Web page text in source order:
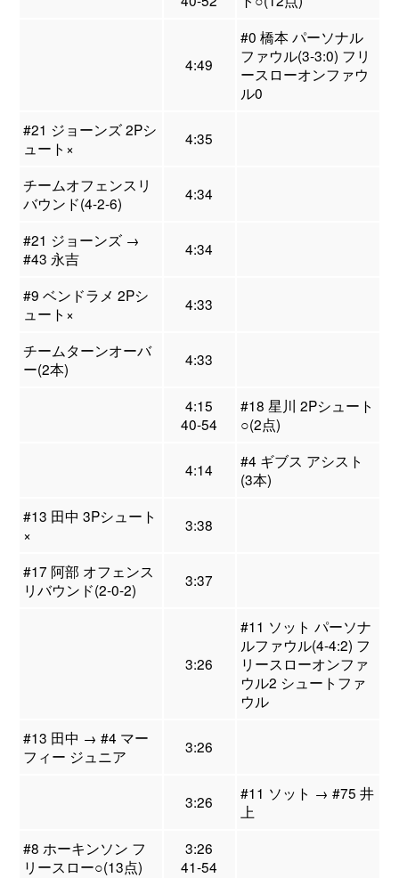
4:49
#0 橋本 パーソナル
ファウル(3-3:0) フリ
ースローオンファウ
ル0
#21 ジョーンズ 2Pシ
ュート×
4:35
チームオフェンスリ
バウンド(4-2-6)
4:34
#21 ジョーンズ →
#43 永吉
4:34
#9 ベンドラメ 2Pシ
ュート×
4:33
チームターンオーバ
ー(2本)
4:33
4:15
40-54
#18 星川 2Pシュート
○(2点)
4:14
#4 ギブス アシスト
(3本)
#13 田中 3Pシュート
×
3:38
#17 阿部 オフェンス
リバウンド(2-0-2)
3:37
3:26
#11 ソット パーソナ
ルファウル(4-4:2) フ
リースローオンファ
ウル2 シュートファ
ウル
#13 田中 → #4 マー
フィー ジュニア
3:26
3:26
#11 ソット → #75 井
上
#8 ホーキンソン フ
リースロー○(13点)
3:26
41-54